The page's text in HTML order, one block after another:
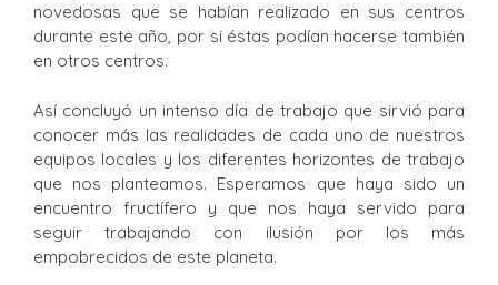
novedosas que se habían realizado en sus centros
durante este año, por si éstas podían hacerse también
en otros centros.
Así concluyó un intenso día de trabajo que sirvió para
conocer más las realidades de cada uno de nuestros
equipos locales y los diferentes horizontes de trabajo
que nos planteamos. Esperamos que haya sido un
encuentro fructífero y que nos haya servido para
seguir trabajando con ilusión por los más
empobrecidos de este planeta.